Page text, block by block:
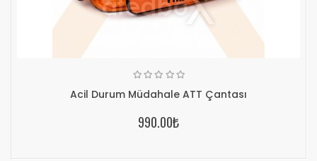
Acil Durum Müdahale ATT Çantası
990.00₺